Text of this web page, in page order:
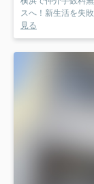
スへ！新生活を失
見る